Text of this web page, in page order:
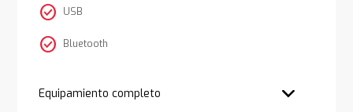
check_circle USB
check_circle Bluetooth
Equipamiento completo